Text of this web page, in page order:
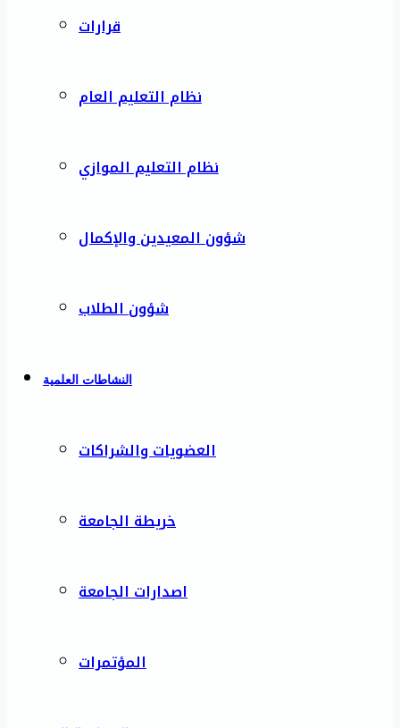
قرارات
نظام التعليم العام
نظام التعليم الموازي
شؤون المعيدين والإكمال
شؤون الطلاب
النشاطات العلمية
العضويات والشراكات
خريطة الجامعة
اصدارات الجامعة
المؤتمرات